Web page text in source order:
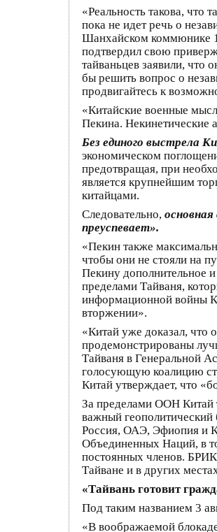
«Реальность такова, что
пока не идет речь о
Шанхайском коммюнике
подтвердил свою
тайваньцев заявили, что
бы решить вопрос о
продвигайтесь к
«Китайские военные
Пекина. Некинетические
Без единого выстрела
экономическом
предотвращая, при
является крупнейшим
китайцами.
Следовательно,
преуспевает».
«Пекин также
чтобы они не стояли на
Пекину дополнительное и
пределами Тайваня,
информационной войны
вторжении».
«Китай уже доказал, что
продемонстрированы
Тайваня в Генеральной
голосующую коалицию
Китай утверждает, что
За пределами ООН Китай
важный
Россия, ОАЭ, Эфиопия и
Объединенных Наций, в
постоянных членов.
Тайване и в других
«Тайвань готовит
Под таким названием 3
«В воображаемой